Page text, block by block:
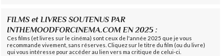
FILMS et LIVRES SOUTENUS PAR
INTHEMOODFORCINEMA.COM EN 2025 :
Ces films (et livres sur le cinéma) sont ceux de l'année 2025 que je vous
recommande vivement, sans réserves. Cliquez sur le titre du film (ou du livre)
qui vous intéresse pour accéder au lien vers ma critique de celui-ci.